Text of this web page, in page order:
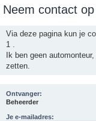
Neem contact
Via deze pagina kun je
1 .
Ik ben geen
zetten.
Ontvanger:
Beheerder
Je e-mailadres: